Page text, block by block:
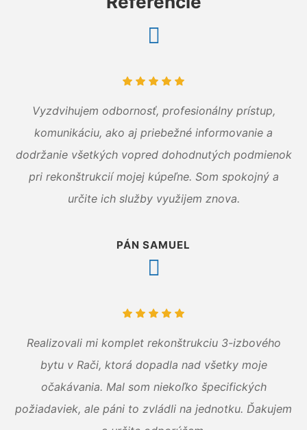
Vyzdvihujem odbornosť, profesionálny prístup,
komunikáciu, ako aj priebežné informovanie a
dodržanie všetkých vopred dohodnutých podmienok
pri rekonštrukcií mojej kúpeľne. Som spokojný a
určite ich služby využijem znova.
PÁN SAMUEL
Realizovali mi komplet rekonštrukciu 3-izbového
bytu v Rači, ktorá dopadla nad všetky moje
očakávania. Mal som niekoľko špecifických
požiadaviek, ale páni to zvládli na jednotku. Ďakujem